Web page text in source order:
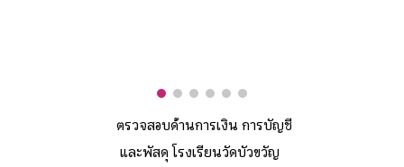
ตรวจสอบด้านการเงิน การบัญชี
และพัสดุ โรงเรียนวัดบัวขวัญ